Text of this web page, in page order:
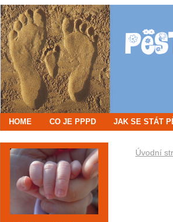
HOME CO JE PPPD JAK SE STÁT
Úvodní